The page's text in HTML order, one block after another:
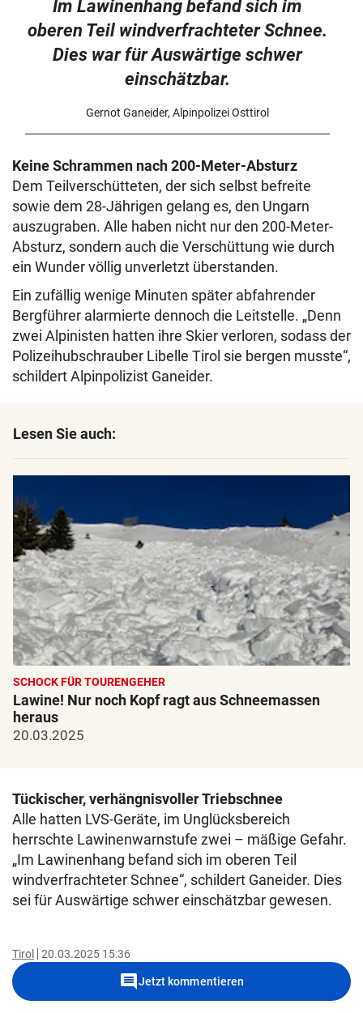
Im Lawinenhang befand sich im
oberen Teil windverfrachteter Schnee.
Dies war für Auswärtige schwer
einschätzbar.
Gernot Ganeider, Alpinpolizei Osttirol
Keine Schrammen nach 200-Meter-Absturz
Dem Teilverschütteten, der sich selbst befreite
sowie dem 28-Jährigen gelang es, den Ungarn
auszugraben. Alle haben nicht nur den 200-Meter-
Absturz, sondern auch die Verschüttung wie durch
ein Wunder völlig unverletzt überstanden.
Ein zufällig wenige Minuten später abfahrender
Bergführer alarmierte dennoch die Leitstelle. „Denn
zwei Alpinisten hatten ihre Skier verloren, sodass der
Polizeihubschrauber Libelle Tirol sie bergen musste“,
schildert Alpinpolizist Ganeider.
Lesen Sie auch:
SCHOCK FÜR TOURENGEHER
Lawine! Nur noch Kopf ragt aus Schneemassen
heraus
20.03.2025
Tückischer, verhängnisvoller Triebschnee
Alle hatten LVS-Geräte, im Unglücksbereich
herrschte Lawinenwarnstufe zwei – mäßige Gefahr.
„Im Lawinenhang befand sich im oberen Teil
windverfrachteter Schnee“, schildert Ganeider. Dies
sei für Auswärtige schwer einschätzbar gewesen.
Tirol 20.03.2025 15:36
commentJetzt kommentieren